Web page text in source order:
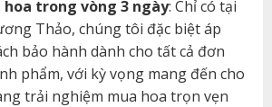
hoa trong vòng 3 ngày: Chỉ có tại
Thảo, chúng tôi đặc biệt áp
bảo hành dành cho tất cả đơn
phẩm, với kỳ vọng mang đến cho
trải nghiệm mua hoa trọn vẹn